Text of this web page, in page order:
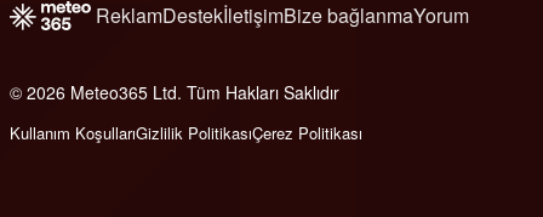
ReklamDestekİletişimBize bağlanmaYorum
© 2026 Meteo365 Ltd. Tüm Hakları Saklıdır
Kullanım KoşullarıGizlilik PolitikasıÇerez Politikası